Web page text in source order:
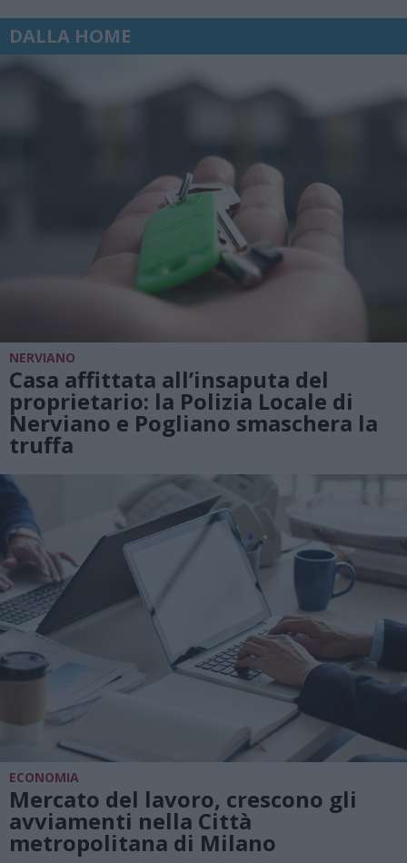
DALLA HOME
NERVIANO
Casa affittata all’insaputa del
proprietario: la Polizia Locale di
Nerviano e Pogliano smaschera la
truffa
ECONOMIA
Mercato del lavoro, crescono gli
avviamenti nella Città
metropolitana di Milano